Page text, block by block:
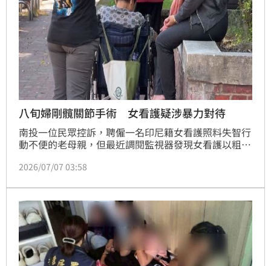
八旬婦剛髖關節手術 女看護疑涉暴力對待
南投一位民眾控訴，聘僱一名印尼籍女看護照料失智行
動不便的老母親，但最近調閱監視器發現女看護以粗暴
上，這位民眾痛心憤怒的向仲介反應要求更換看護，卻
作照料母親並報警提告。
2026/07/07 03:58